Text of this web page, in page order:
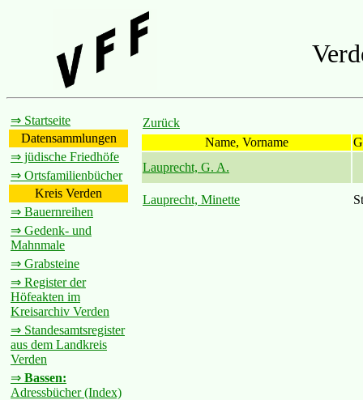
⇒ Startseite
Datensammlungen
⇒ jüdische Friedhöfe
⇒ Ortsfamilienbücher
Kreis Verden
⇒ Bauernreihen
⇒ Gedenk- und
Mahnmale
⇒ Grabsteine
⇒ Register der
Höfeakten im
Kreisarchiv Verden
⇒ Standesamtsregister
aus dem Landkreis
Verden
⇒ Bassen:
Adressbücher (Index)
Zurück
Name, Vorname
Lauprecht, G. A.
Lauprecht, Minette